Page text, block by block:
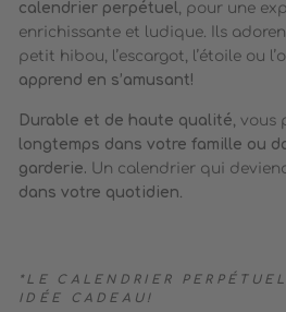
calendrier perpétuel , pour une
enrichissante et ludique. Ils
petit hibou, l’escargot, l’étoile ou
apprend en s’amusant!
Durable et de haute qualité ,
longtemps dans votre famille ou
garderie. Un calendrier qui
dans votre quotidien
*LE CALENDRIER
IDÉE CADEAU!